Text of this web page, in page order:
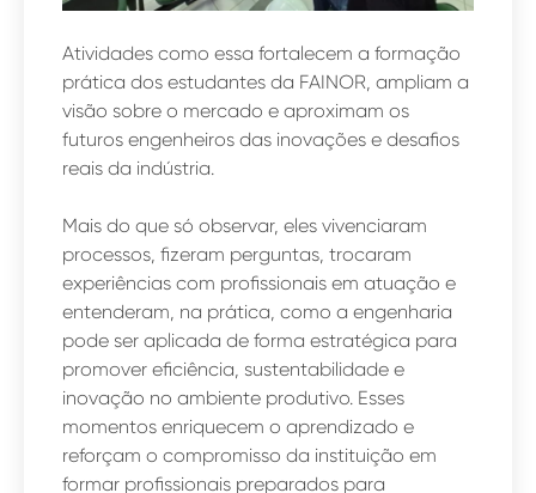
Atividades como essa fortalecem a formação
prática dos estudantes da FAINOR, ampliam a
visão sobre o mercado e aproximam os
futuros engenheiros das inovações e desafios
reais da indústria.
Mais do que só observar, eles vivenciaram
processos, fizeram perguntas, trocaram
experiências com profissionais em atuação e
entenderam, na prática, como a engenharia
pode ser aplicada de forma estratégica para
promover eficiência, sustentabilidade e
inovação no ambiente produtivo. Esses
momentos enriquecem o aprendizado e
reforçam o compromisso da instituição em
formar profissionais preparados para